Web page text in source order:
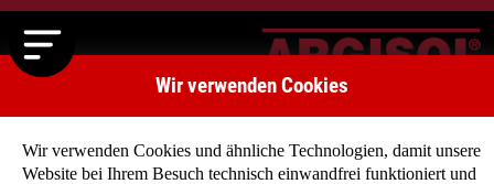
Wir verwenden Cookies
Wir verwenden Cookies und ähnliche Technologien, damit unsere
Website bei Ihrem Besuch technisch einwandfrei funktioniert und